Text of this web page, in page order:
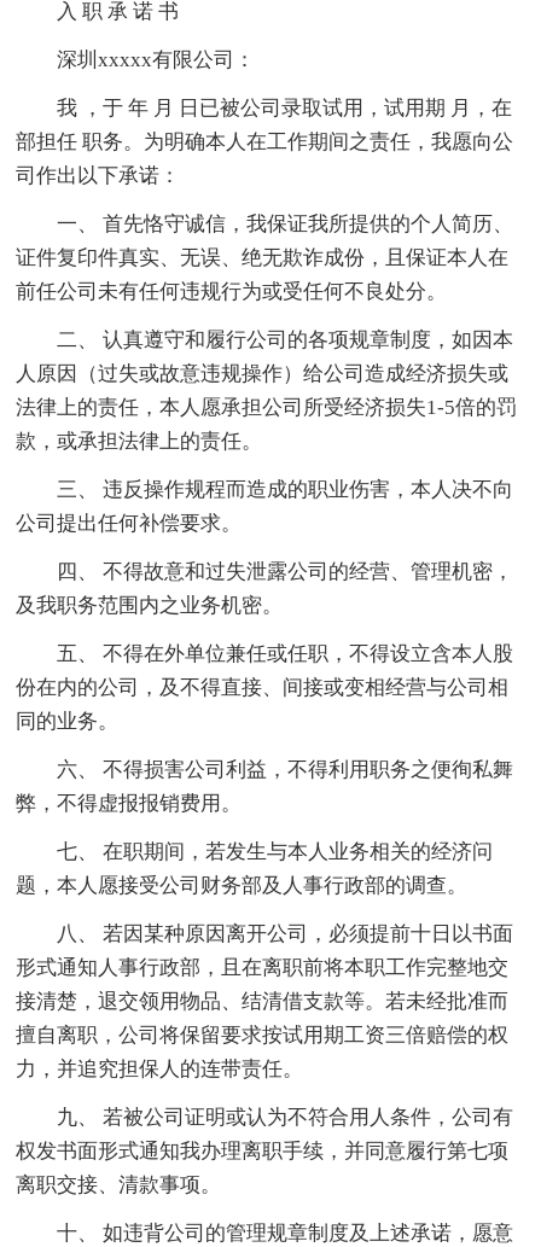
入 职 承 诺 书
深圳xxxxx有限公司：
我 ，于 年 月 日已被公司录取试用，试用期 月，在
部担任 职务。为明确本人在工作期间之责任，我愿向公
司作出以下承诺：
一、 首先恪守诚信，我保证我所提供的个人简历、
证件复印件真实、无误、绝无欺诈成份，且保证本人在
前任公司未有任何违规行为或受任何不良处分。
二、 认真遵守和履行公司的各项规章制度，如因本
人原因（过失或故意违规操作）给公司造成经济损失或
法律上的责任，本人愿承担公司所受经济损失1-5倍的罚
款，或承担法律上的责任。
三、 违反操作规程而造成的职业伤害，本人决不向
公司提出任何补偿要求。
四、 不得故意和过失泄露公司的经营、管理机密，
及我职务范围内之业务机密。
五、 不得在外单位兼任或任职，不得设立含本人股
份在内的公司，及不得直接、间接或变相经营与公司相
同的业务。
六、 不得损害公司利益，不得利用职务之便徇私舞
弊，不得虚报报销费用。
七、 在职期间，若发生与本人业务相关的经济问
题，本人愿接受公司财务部及人事行政部的调查。
八、 若因某种原因离开公司，必须提前十日以书面
形式通知人事行政部，且在离职前将本职工作完整地交
接清楚，退交领用物品、结清借支款等。若未经批准而
擅自离职，公司将保留要求按试用期工资三倍赔偿的权
力，并追究担保人的连带责任。
九、 若被公司证明或认为不符合用人条件，公司有
权发书面形式通知我办理离职手续，并同意履行第七项
离职交接、清款事项。
十、 如违背公司的管理规章制度及上述承诺，愿意